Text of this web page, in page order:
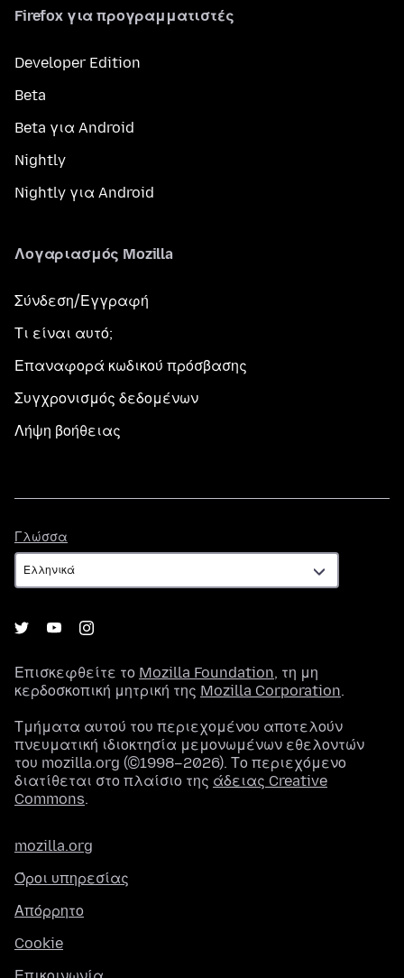
Firefox για προγραμματιστές
Developer Edition
Beta
Beta για Android
Nightly
Nightly για Android
Λογαριασμός Mozilla
Σύνδεση/Εγγραφή
Τι είναι αυτό;
Επαναφορά κωδικού πρόσβασης
Συγχρονισμός δεδομένων
Λήψη βοήθειας
Γλώσσα
Επισκεφθείτε το Mozilla Foundation, τη μη
κερδοσκοπική μητρική της Mozilla Corporation.
Τμήματα αυτού του περιεχομένου αποτελούν
πνευματική ιδιοκτησία μεμονωμένων εθελοντών
του mozilla.org (©1998–2026). Το περιεχόμενο
διατίθεται στο πλαίσιο της άδειας Creative
Commons.
mozilla.org
Όροι υπηρεσίας
Απόρρητο
Cookie